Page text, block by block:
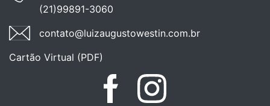
(21)99891-3060
contato@luizaugustowestin.com.br
Cartão Virtual (PDF)
FacebookInstagram